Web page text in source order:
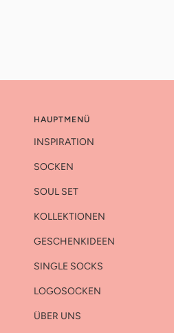
HAUPTMENÜ
INSPIRATION
SOCKEN
SOUL SET
KOLLEKTIONEN
GESCHENKIDEEN
SINGLE SOCKS
LOGOSOCKEN
ÜBER UNS